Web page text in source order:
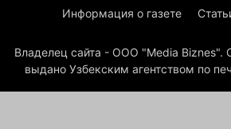
Информация о газете
Владелец сайта - ООО "Media Biznes".
выдано Узбекским агентством по